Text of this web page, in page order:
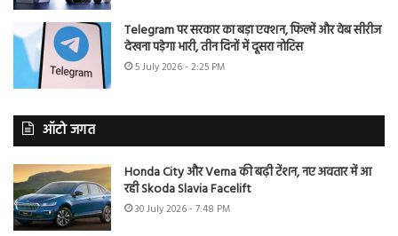
Telegram पर सरकार का बड़ा एक्शन, फिल्में और वेब सीरीज
देखना पड़ेगा भारी, तीन दिनों में दूसरा नोटिस
5 July 2026 - 2:25 PM
ऑटो जगत
Honda City और Verna की बढ़ी टेंशन, नए अवतार में आ
रही Skoda Slavia Facelift
30 July 2026 - 7:48 PM